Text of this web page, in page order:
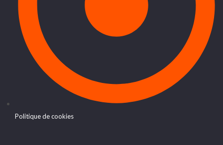
Politique de cookies